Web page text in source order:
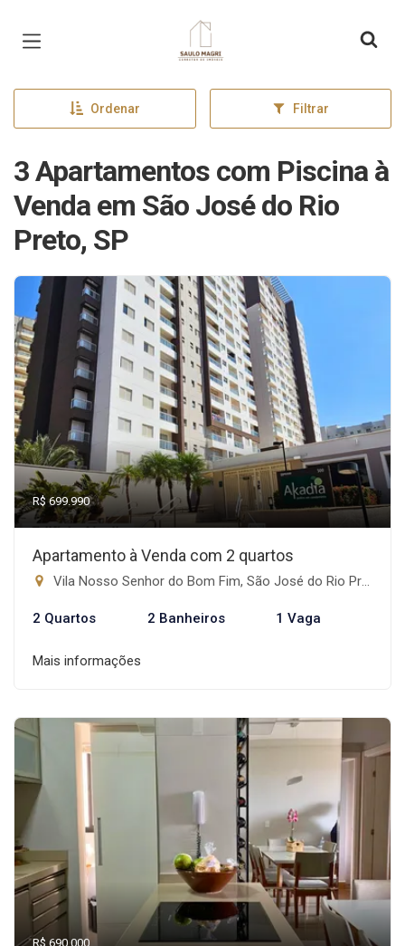
Página inicial
Ordenar Filtrar
3 Apartamentos com Piscina à
Venda em São José do Rio
Preto, SP
R$ 699.990
Apartamento à Venda com 2 quartos
Vila Nosso Senhor do Bom Fim, São José do Rio Preto-SP
2 Quartos 2 Banheiros 1 Vaga
Mais informações
R$ 690.000